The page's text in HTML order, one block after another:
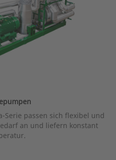
Serie passen sich flexibel und
an und liefern konstant